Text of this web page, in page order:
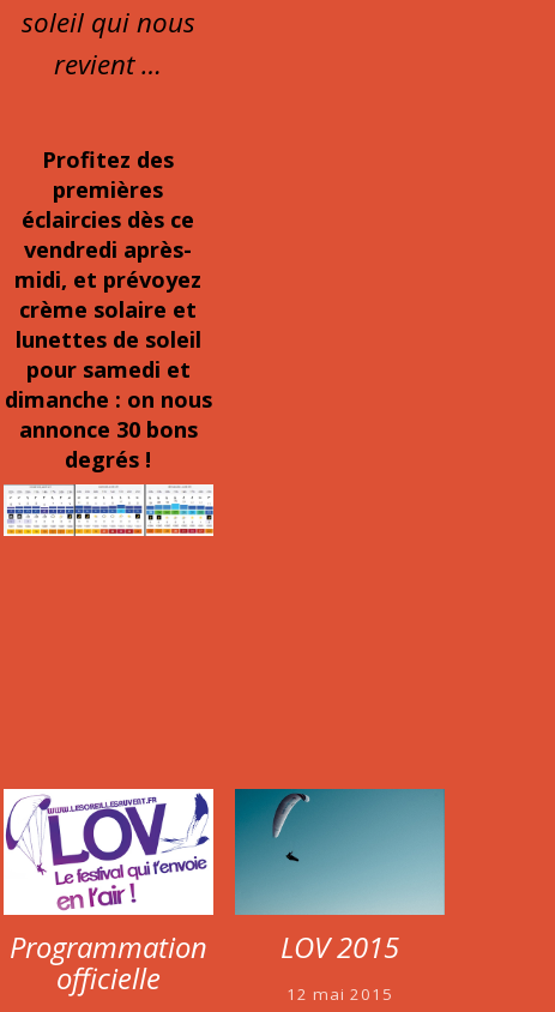
soleil qui nous
revient …
Profitez des
premières
éclaircies dès ce
vendredi après-
midi, et prévoyez
crème solaire et
lunettes de soleil
pour samedi et
dimanche : on nous
annonce 30 bons
degrés !
Programmation
officielle
LOV 2015
12 mai 2015